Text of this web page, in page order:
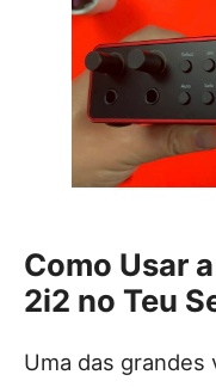
Como Usar
2i2 no Teu
Uma das grandes